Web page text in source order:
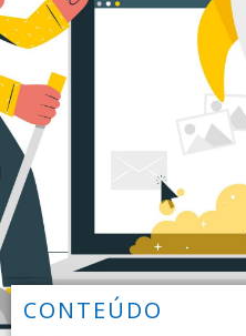
CONTEÚDO